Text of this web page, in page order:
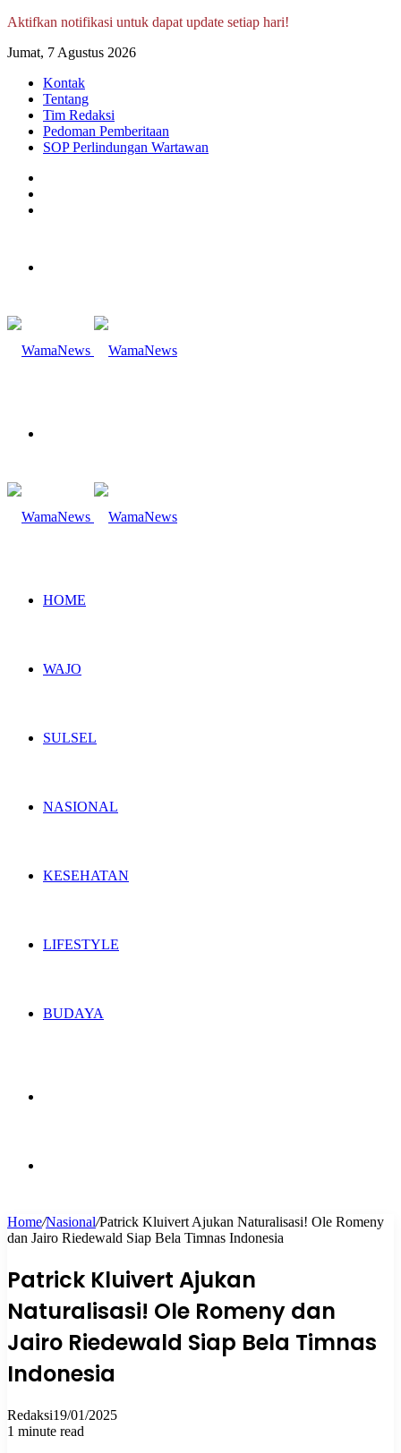
Aktifkan notifikasi untuk dapat update setiap hari!
Jumat, 7 Agustus 2026
Kontak
Tentang
Tim Redaksi
Pedoman Pemberitaan
SOP Perlindungan Wartawan
HOME
WAJO
SULSEL
NASIONAL
KESEHATAN
LIFESTYLE
BUDAYA
for
Home/Nasional/Patrick Kluivert Ajukan Naturalisasi! Ole Romeny
dan Jairo Riedewald Siap Bela Timnas Indonesia
Patrick Kluivert Ajukan
Naturalisasi! Ole Romeny dan
Jairo Riedewald Siap Bela Timnas
Indonesia
Redaksi19/01/2025
1 minute read